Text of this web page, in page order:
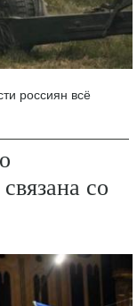
россиян всё
со